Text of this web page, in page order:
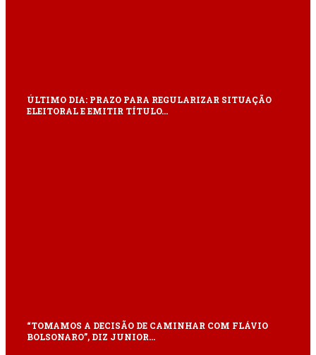
ÚLTIMO DIA: PRAZO PARA REGULARIZAR SITUAÇÃO
ELEITORAL E EMITIR TÍTULO…
“TOMAMOS A DECISÃO DE CAMINHAR COM FLÁVIO
BOLSONARO”, DIZ JUNIOR…